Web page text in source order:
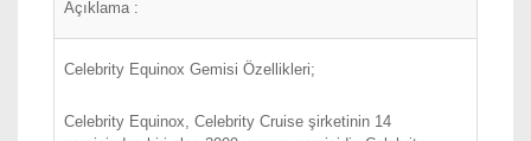
Açıklama :
Celebrity Equinox Gemisi Özellikleri;
Celebrity Equinox, Celebrity Cruise şirketinin 14